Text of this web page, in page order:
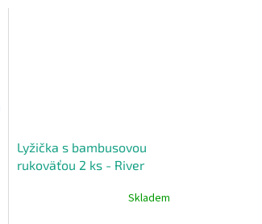
Lyžička s bambusovou
rukoväťou 2 ks - River
Skladem